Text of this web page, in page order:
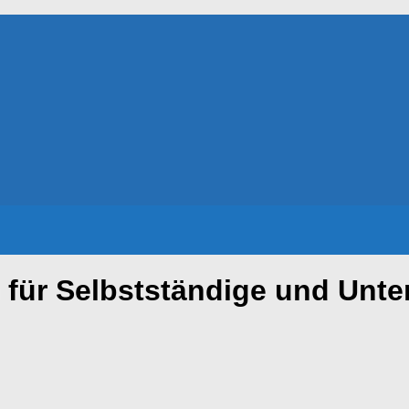
Selbstständige und